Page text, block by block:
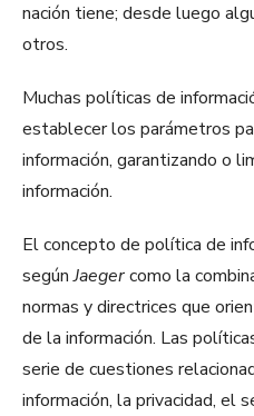
nación tiene; desde luego
otros.
Muchas políticas de
establecer los parámetros
información, garantizando o
información.
El concepto de política de
segúnJaegercomo la
normas y directrices que
de la información. Las
serie de cuestiones
información, la privacidad, el